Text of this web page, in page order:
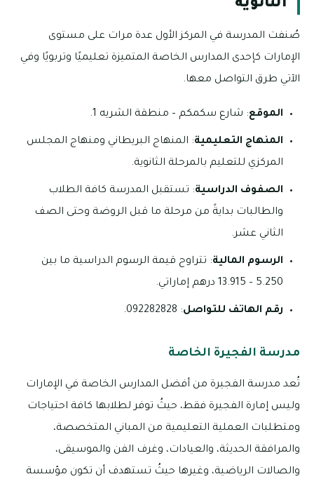
الثانوية
صُنفت المدرسة في المركز الأول عدة مرات على مستوى
الإمارات كإحدى المدارس الخاصة المتميزة تعليميًا وتربويًا وفي
الآتي طرق التواصل معها.
الموقع: شارع سكمكم – منطقة الشريه 1.
المنهاج التعليمية: المنهاج البريطاني ومنهاج المجلس
المركزي للتعليم بالمرحلة الثانوية.
الصفوف الدراسية: تستقبل المدرسة كافة الطلاب
والطالبات بدايةً من مرحلة ما قبل الروضة وحتى الصف
الثاني عشر.
الرسوم المالية: تتراوح قيمة الرسوم الدراسية ما بين
5.250 – 13.915 درهم إماراتي.
رقم الهاتف للتواصل: 092282828.
مدرسة الفجيرة الخاصة
تُعد مدرسة الفجيرة من أفضل المدارس الخاصة في الإمارات
وليس إمارة الفجيرة فقط، حيثُ توفر لطلابها كافة احتياجات
ومتطلبات العملية التعليمية من المباني المتخصصة،
والمرافقة الحديثة، والعيادات، وغرف الفن والموسيقى،
والصالات الرياضية، وغيرها حيثُ تستهدف أن تكون مؤسسة